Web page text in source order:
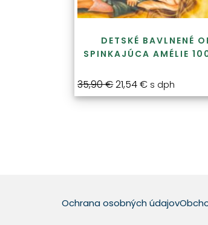
DETSKÉ BAVLNENÉ
SPINKAJÚCA AMÉLIE
35,90€21,54€ s dph
Ochrana osobných údajov